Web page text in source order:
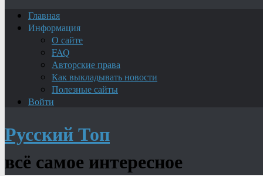
Главная
Информация
О сайте
FAQ
Авторские права
Как выкладывать новости
Полезные сайты
Войти
Русский Топ
всё самое интересное